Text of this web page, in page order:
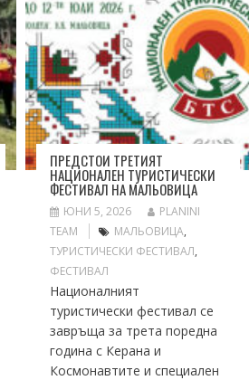
ПРЕДСТОИ ТРЕТИЯТ
НАЦИОНАЛЕН ТУРИСТИЧЕСКИ
ФЕСТИВАЛ НА МАЛЬОВИЦА
ЮНИ 5, 2026
PLANINI
TEAM
МАЛЬОВИЦА,
ТУРИСТИЧЕСКИ ФЕСТИВАЛ,
ФЕСТИВАЛ
Националният
туристически фестивал се
завръща за трета поредна
година с Керана и
Космонавтите и специален